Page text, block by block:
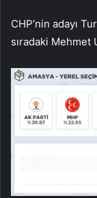
CHP’nin adayı
sıradaki Mehmet